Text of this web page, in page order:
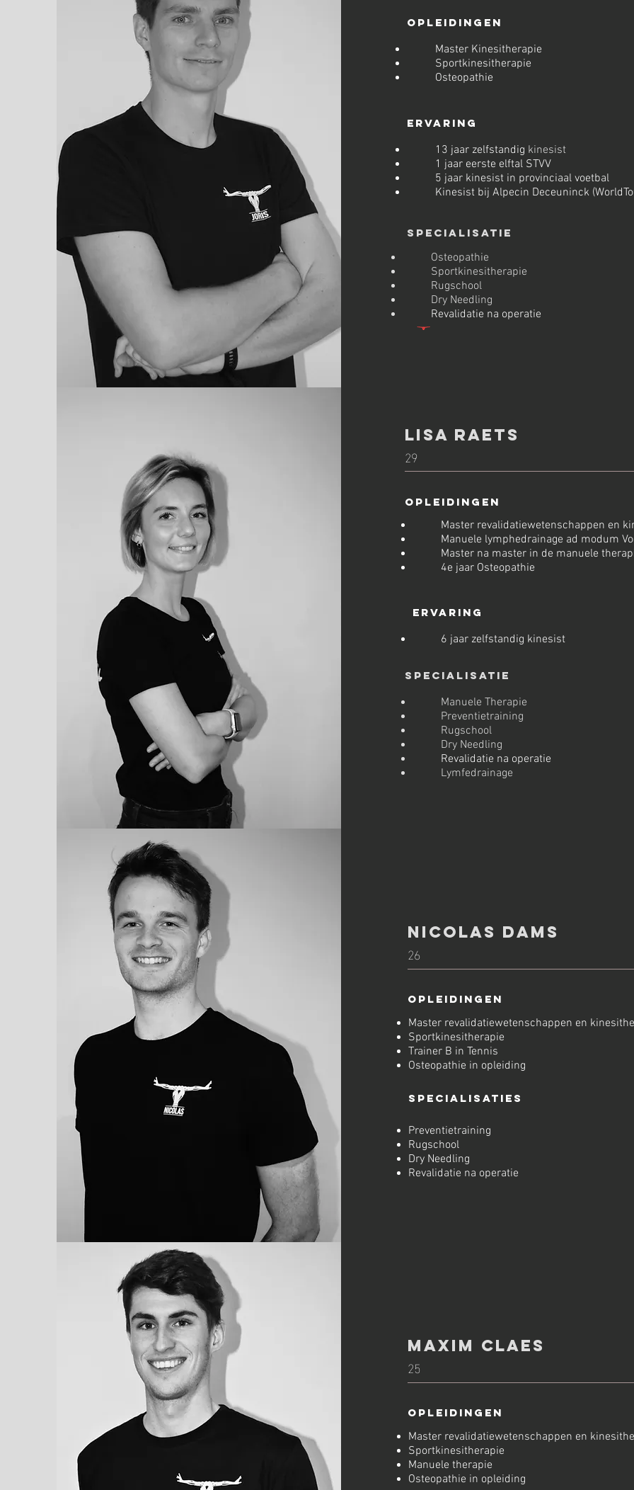
Opleidingen
Master Kinesitherapie
Sportkinesitherapie
Osteopathie
Ervaring
13 jaar zelfstandig kinesist
1 jaar eerste elftal STVV
5 jaar kinesist in provinciaal voetbal
Kinesist bij Alpecin Deceuninck
Osteopathie
Sportkinesitherapie
Rugschool
Dry Needling
Revalidatie na operatie
Specialisatie
Lisa Raets
29
Opleidingen
Master revalidatiewetenschappen en
Manuele lymphedrainage ad modum
Master na master in de manuele
4e jaar Osteopathie
Ervaring
6 jaar zelfstandig kinesist
Specialisatie
Manuele Therapie
Preventietraining
Rugschool
Dry Needling
Revalidatie na operatie
Lymfedrainage
NICOLAS DAMS
26
OpleidingeN
Master revalidatiewetenschappen en
Sportkinesitherapie
Trainer B in Tennis
Osteopathie in opleiding
SPECIALISATIES
Preventietraining
Rugschool
Dry Needling
Revalidatie na operatie
maxim claes
25
OpleidingeN
Master revalidatiewetenschappen en
Sportkinesitherapie
Manuele therapie
Osteopathie in opleiding